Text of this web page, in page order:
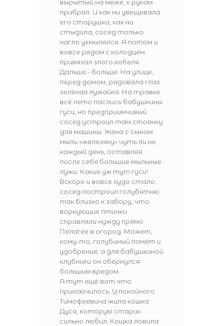
вырытый на меже, к рукам
прибрал. И как ни увещевала
его старушка, как ни
стыдила, сосед только
нагло ухмылялся. А потом и
вовсе рядом с колодцем
привязал злого кобеля.
Дальше - больше. На улице,
перед домом, радовала глаз
зелёная лужайка. На травке
всё лето паслись бабушкины
гуси, но предприимчивый
сосед устроил там стоянку
для машины. Жена с сыном
мыли «железяку» чуть ли не
каждый день, оставляя
после себя большие мыльные
лужи. Какие уж тут гуси!
Вскоре и вовсе худо стало:
сосед построил голубятню
так близко к забору, что
воркующие птички
справляли нужду прямо
Пелагее в огород. Может,
кому-то, голубиный помёт и
удобрение, а для бабушкиной
клубники он обернулся
большим вредом.
А тут ещё вот что
приключилось. У покойного
Тимофеевича жила кошка
Дуся, которую старик
сильно любил. Кошка ловила